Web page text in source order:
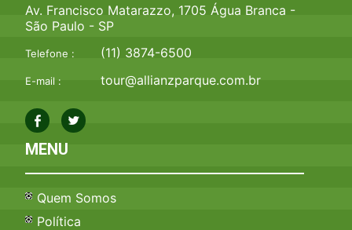
Av. Francisco Matarazzo, 1705 Água Branca -
São Paulo - SP
Telefone : (11) 3874-6500
E-mail : tour@allianzparque.com.br
MENU
Quem Somos
Política